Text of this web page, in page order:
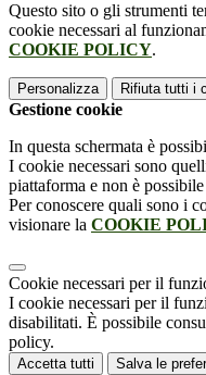
Questo sito o gli strumenti
cookie necessari al
COOKIE POLICY.
Personalizza Rifiuta tutti i
Gestione cookie
In questa schermata è
I cookie necessari sono
piattaforma e non è
Per conoscere quali sono i
visionare la COOKIE
Cookie necessari per il
I cookie necessari per il
disabilitati. È possibile
policy.
Accetta tutti Salva le